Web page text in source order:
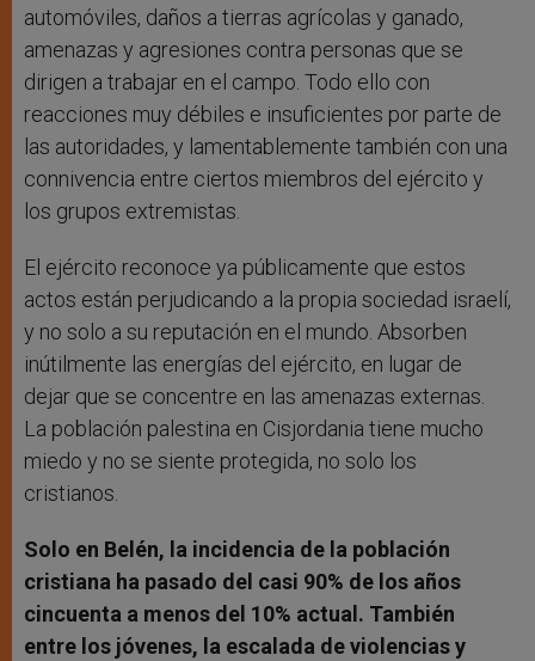
automóviles, daños a tierras agrícolas y ganado,
amenazas y agresiones contra personas que se
dirigen a trabajar en el campo. Todo ello con
reacciones muy débiles e insuficientes por parte de
las autoridades, y lamentablemente también con una
connivencia entre ciertos miembros del ejército y
los grupos extremistas.
El ejército reconoce ya públicamente que estos
actos están perjudicando a la propia sociedad israelí,
y no solo a su reputación en el mundo. Absorben
inútilmente las energías del ejército, en lugar de
dejar que se concentre en las amenazas externas.
La población palestina en Cisjordania tiene mucho
miedo y no se siente protegida, no solo los
cristianos.
Solo en Belén, la incidencia de la población
cristiana ha pasado del casi 90% de los años
cincuenta a menos del 10% actual. También
entre los jóvenes, la escalada de violencias y